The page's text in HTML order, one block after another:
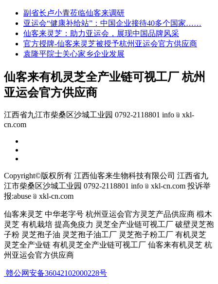
副省长卢小青莅临仙客来调研
亚运会“健康补给站”：中国企业接待40多个国家……
仙客来灵芝：助力亚运会，展现中国品牌风采
官方授牌-仙客来灵芝被授予杭州亚运会官方供应商
袁隆平院士关心家乡企业发展
仙客来有机灵芝全产业链可视工厂 杭州
亚运会官方供应商
江西省九江市柴桑区沙城工业园 0792-2118801 info﹫xkl-
cn.com
Copyright©版权所有 江西仙客来生物科技有限公司 江西省九
江市柴桑区沙城工业园 0792-2118801 info﹫xkl-cn.com 投诉举
报:abuse﹫xkl-cn.com
仙客来灵芝 中华老字号 杭州亚运会官方灵芝产品供应商 椴木
灵芝 有机栽培 提高免疫力 灵芝全产业链可视工厂 破壁灵芝孢
子粉 灵芝孢子油 灵芝孢子油工厂 灵芝孢子粉工厂 有机灵芝
灵芝全产业链 有机灵芝全产业链可视工厂 仙客来有机灵芝 杭
州亚运会官方供应商
赣公网安备36042102000228号